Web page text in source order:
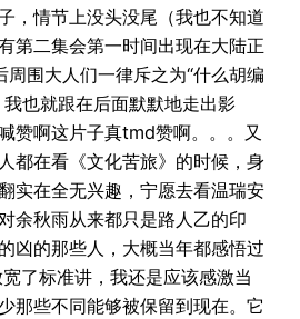
，情节上没头没尾（我也不知道
第二集会第一时间出现在大陆正
围大人们一律斥之为“什么胡编
也就跟在后面默默地走出影
赞啊这片子真tmd赞啊。。。又
都在看《文化苦旅》的时候，身
实在全无兴趣，宁愿去看温瑞安
余秋雨从来都只是路人乙的印
凶的那些人，大概当年都感悟过
了标准讲，我还是应该感激当
那些不同能够被保留到现在。它